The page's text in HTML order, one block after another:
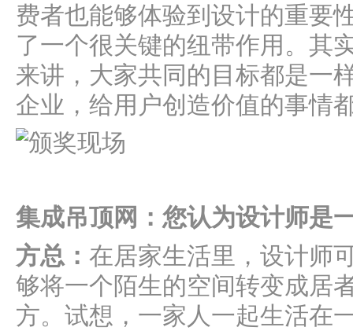
费者也能够体验到设计的重要
了一个很关键的纽带作用。其
来讲，大家共同的目标都是一
企业，给用户创造价值的事情
集成吊顶网：您认为设计师是
方总： 在居家生活里，设计师
够将一个陌生的空间转变成居
方。试想，一家人一起生活在